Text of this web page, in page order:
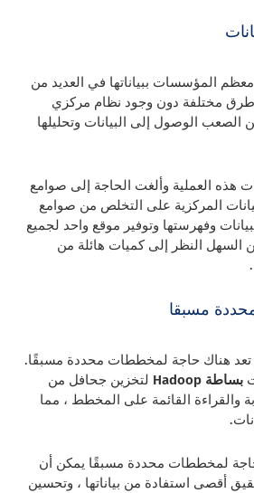
المؤسسات ببياناتها في العديد من
طرق مختلفة دون وجود نظام مركزي
الوصول إلى البيانات وتحليلها
هذه العملية وألغت الحاجة إلى صوامع
المركزية على التخلص من صوامع
وفهرستها وتوفير موقع واحد لجميع
السهل النظر إلى كميات هائلة من
مسبقا
تعد هناك حاجة لمخططات محددة مسبقًا.
بساطة Hadoop
لتخزين جحافل من
والقراءة القائمة على المخطط ، مما
لمخططات محددة مسبقًا يمكن أن
أقصى استفادة من بياناتها ، وتحسين